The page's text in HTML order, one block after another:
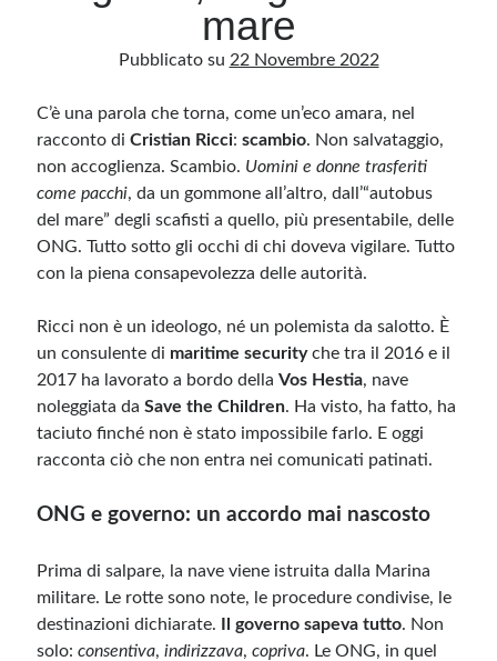
Archivi
Categorie
Questo blog non rappresenta una testata giornalistica, in quanto viene aggiornato
senza alcuna periodicità. Non può pertanto considerarsi un prodotto editoriale ai
sensi della legge n· 62 del 7.03.2001. L’autore non è responsabile di quanto
pubblicato dai lettori nei commenti ai vari post. Saranno comunque cancellati quelli
ritenuti offensivi o lesivi dell’immagine o dell’onorabilità di terzi, di genere spam,
razzisti o che contengano dati personali non conformi al rispetto delle norme sulla
privacy. Alcune immagini inserite in questo blog sono tratte da Internet e, pertanto,
diritti d’autore, vi invito a comunicarlo via e-mail a info[at]dinovalle.it e saranno
tramite link né del loro contenuto, che può essere soggetto a variazioni nel tempo.
Accedi
Feed dei contenuti
Feed dei commenti
mare
Pubblicato su 22 Novembre 2022
C’è una parola che torna, come un’eco amara, nel
racconto diCristian Ricci:scambio. Non salvataggio,
non accoglienza. Scambio. Uomini e donne trasferiti
come pacchi, da un gommone all’altro, dall’“autobus
del mare” degli scafisti a quello, più presentabile, delle
ONG. Tutto sotto gli occhi di chi doveva vigilare. Tutto
con la piena consapevolezza delle autorità.
Ricci non è un ideologo, né un polemista da salotto. È
un consulente di maritime securityche tra il 2016 e il
2017 ha lavorato a bordo dellaVos Hestia, nave
noleggiata daSave the Children. Ha visto, ha fatto, ha
taciuto finché non è stato impossibile farlo. E oggi
racconta ciò che non entra nei comunicati patinati.
ONG e governo: un accordo mai nascosto
Prima di salpare, la nave viene istruita dalla Marina
militare. Le rotte sono note, le procedure condivise, le
destinazioni dichiarate.
Il governo sapeva tutto. Non
solo:consentiva,indirizzava,copriva. Le ONG, in quel